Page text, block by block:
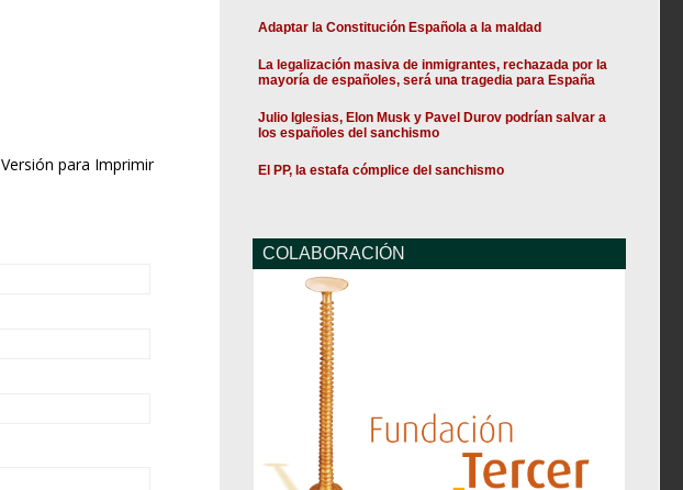
Versión para Imprimir
Adaptar la Constitución Española a la maldad
La legalización masiva de inmigrantes, rechazada por la
mayoría de españoles, será una tragedia para España
Julio Iglesias, Elon Musk y Pavel Durov podrían salvar a
los españoles del sanchismo
El PP, la estafa cómplice del sanchismo
COLABORACIÓN